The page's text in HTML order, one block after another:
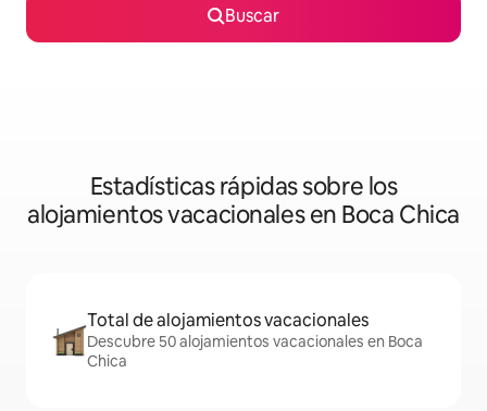
Buscar
Estadísticas rápidas sobre los
alojamientos vacacionales en Boca Chica
Total de alojamientos vacacionales
Descubre 50 alojamientos vacacionales en Boca
Chica